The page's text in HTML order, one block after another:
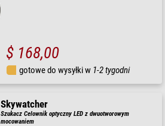
$ 168,00
gotowe do wysyłki w 1-2 tygodni
Skywatcher
Szukacz Celownik optyczny LED z dwuotworowym
mocowaniem